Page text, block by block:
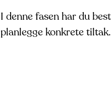
I denne fasen har du
planlegge konkrete tiltak.